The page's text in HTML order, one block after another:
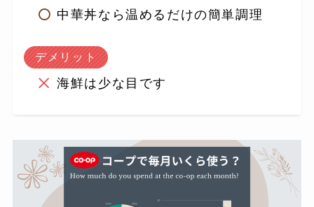
中華丼なら温めるだけの簡単調理
デメリット
海鮮は少な目です